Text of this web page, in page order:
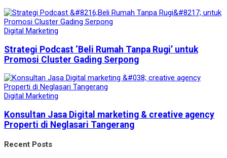
Digital Marketing
Strategi Podcast ‘Beli Rumah Tanpa Rugi’ untuk
Promosi Cluster Gading Serpong
Digital Marketing
Konsultan Jasa Digital marketing & creative agency
Properti di Neglasari Tangerang
Recent Posts